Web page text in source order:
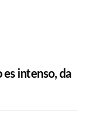
intenso, da